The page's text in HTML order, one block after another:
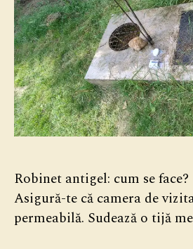
Robinet antigel: cum se face?
Asigură-te că camera de
permeabilă. Sudează o tijă